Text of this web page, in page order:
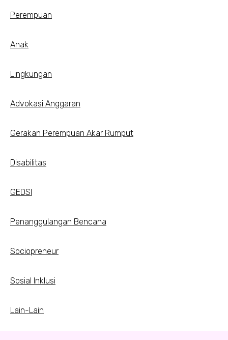
Perempuan
Anak
Lingkungan
Advokasi Anggaran
Gerakan Perempuan Akar Rumput
Disabilitas
GEDSI
Penanggulangan Bencana
Sociopreneur
Sosial Inklusi
Lain-Lain